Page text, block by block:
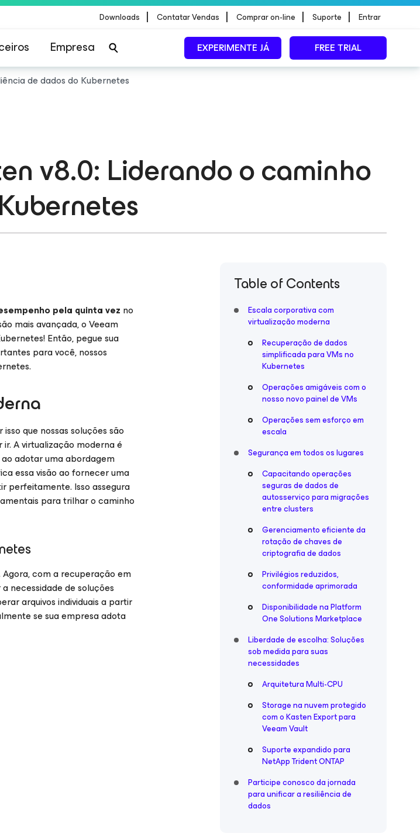
Downloads | Contatar Vendas | Comprar on-line | Suporte | Entrar
Empresa EXPERIMENTE JÁ FREE TRIAL
de dados do Kubernetes
v8.0: Liderando o caminho
pela quinta vez no
mais avançada, o Veeam
Então, pegue sua
para você, nossos
que nossas soluções são
A virtualização moderna é
adotar uma abordagem
essa visão ao fornecer uma
perfeitamente. Isso assegura
para trilhar o caminho
com a recuperação em
necessidade de soluções
arquivos individuais a partir
se sua empresa adota
Table of Contents
Escala corporativa com
virtualização moderna
Recuperação de dados
simplificada para VMs no
Kubernetes
Operações amigáveis com o
nosso novo painel de VMs
Operações sem esforço em
escala
Segurança em todos os lugares
Capacitando operações
seguras de dados de
autosserviço para migrações
entre clusters
Gerenciamento eficiente da
rotação de chaves de
criptografia de dados
Privilégios reduzidos,
conformidade aprimorada
Disponibilidade na Platform
One Solutions Marketplace
Liberdade de escolha: Soluções
sob medida para suas
necessidades
Arquitetura Multi-CPU
Storage na nuvem protegido
com o Kasten Export para
Veeam Vault
Suporte expandido para
NetApp Trident ONTAP
Participe conosco da jornada
para unificar a resiliência de
dados